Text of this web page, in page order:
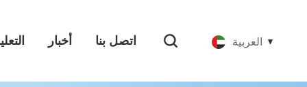
العربية أخبار اتصل بنا